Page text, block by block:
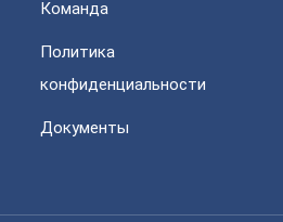
Команда
Политика
конфиденциальности
Документы